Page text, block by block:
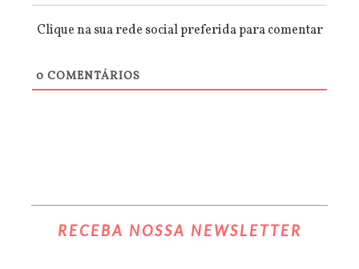
Clique na sua rede social preferida para comentar
0 COMENTÁRIOS
RECEBA NOSSA NEWSLETTER